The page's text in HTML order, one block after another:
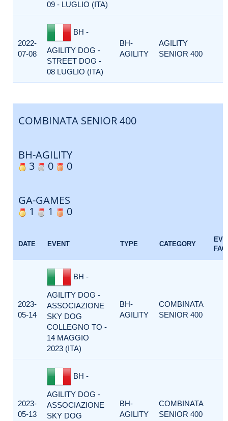
09 - LUGLIO (ITA)
2022-
07-08
BH -
AGILITY DOG -
STREET DOG -
08 LUGLIO (ITA)
BH-
AGILITY
AGILITY
SENIOR 400
COMBINATA SENIOR 400
BH-AGILITY
3
0 0
GA-GAMES
1
1 0
DATE EVENT TYPE CATEGORY
2023-
05-14
BH -
AGILITY DOG -
ASSOCIAZIONE
SKY DOG
COLLEGNO TO -
14 MAGGIO
2023 (ITA)
BH-
AGILITY
COMBINATA
SENIOR 400
2023-
05-13
BH -
AGILITY DOG -
ASSOCIAZIONE
SKY DOG
BH-
AGILITY
COMBINATA
SENIOR 400